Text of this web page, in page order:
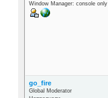
Window Manager: console only
go_fire
Global Moderator